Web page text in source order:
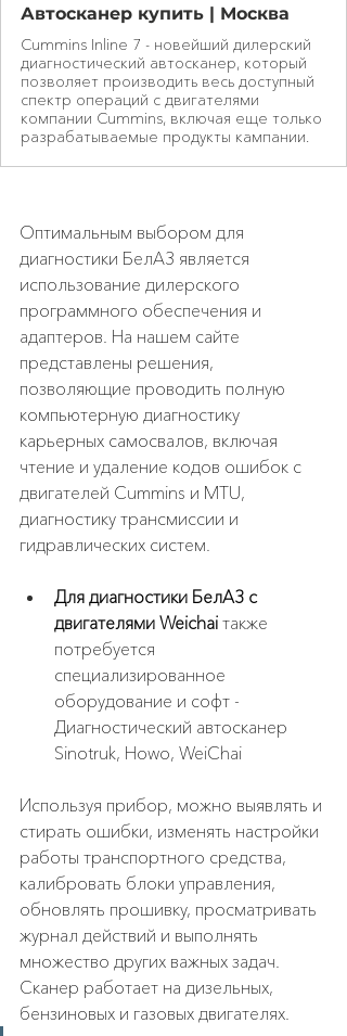
Автосканер купить | Москва
Cummins Inline 7 - новейший дилерский
диагностический автосканер, который
позволяет производить весь доступный
спектр операций с двигателями
компании Cummins, включая еще только
разрабатываемые продукты кампании.
Оптимальным выбором для
диагностики БелАЗ является
использование дилерского
программного обеспечения и
адаптеров. На нашем сайте
представлены решения,
позволяющие проводить полную
компьютерную диагностику
карьерных самосвалов, включая
чтение и удаление кодов ошибок с
двигателей Cummins и MTU,
диагностику трансмиссии и
гидравлических систем.
Для диагностики БелАЗ с
двигателями Weichai также
потребуется
специализированное
оборудование и софт -
Диагностический автосканер
Sinotruk, Howo, WeiChai
Используя прибор, можно выявлять и
стирать ошибки, изменять настройки
работы транспортного средства,
калибровать блоки управления,
обновлять прошивку, просматривать
журнал действий и выполнять
множество других важных задач.
Сканер работает на дизельных,
бензиновых и газовых двигателях.